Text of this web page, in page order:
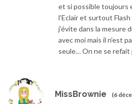
et si possible toujours
l’Eclair et surtout
j’évite dans la mesure
avec moi mais il n’est
seule… On ne se refait
MissBrownie (6